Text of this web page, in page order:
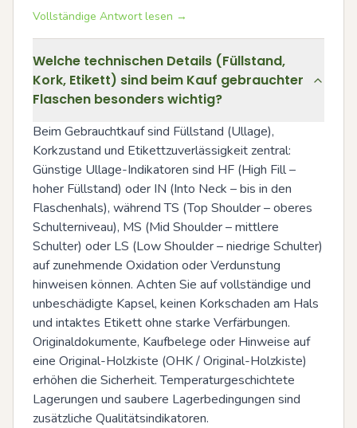
Vollständige Antwort lesen →
Welche technischen Details (Füllstand,
Kork, Etikett) sind beim Kauf gebrauchter
Flaschen besonders wichtig?
Beim Gebrauchtkauf sind Füllstand (Ullage),
Korkzustand und Etikettzuverlässigkeit zentral:
Günstige Ullage-Indikatoren sind HF (High Fill –
hoher Füllstand) oder IN (Into Neck – bis in den
Flaschenhals), während TS (Top Shoulder – oberes
Schulterniveau), MS (Mid Shoulder – mittlere
Schulter) oder LS (Low Shoulder – niedrige Schulter)
auf zunehmende Oxidation oder Verdunstung
hinweisen können. Achten Sie auf vollständige und
unbeschädigte Kapsel, keinen Korkschaden am Hals
und intaktes Etikett ohne starke Verfärbungen.
Originaldokumente, Kaufbelege oder Hinweise auf
eine Original-Holzkiste (OHK / Original-Holzkiste)
erhöhen die Sicherheit. Temperaturgeschichtete
Lagerungen und saubere Lagerbedingungen sind
zusätzliche Qualitätsindikatoren.